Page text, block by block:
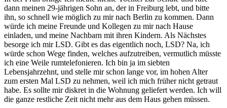
dann meinen 29-jährigen Sohn an, der in Freiburg lebt, und bitte
ihn, so schnell wie möglich zu mir nach Berlin zu kommen. Dann
würde ich meine Freunde und Kollegen zu mir nach Hause
einladen, und meine Nachbarn mit ihren Kindern. Als Nächstes
besorge ich mir LSD. Gibt es das eigentlich noch, LSD? Na, ich
würde schon Wege finden, welches aufzutreiben, vermutlich müsste
ich eine Weile rumtelefonieren. Ich bin ja im siebten
Lebensjahrzehnt, und stelle mir schon lange vor, im hohen Alter
zum ersten Mal LSD zu nehmen, weil ich mich früher nicht getraut
habe. Es sollte mir diskret in die Wohnung geliefert werden. Ich will
die ganze restliche Zeit nicht mehr aus dem Haus gehen müssen.